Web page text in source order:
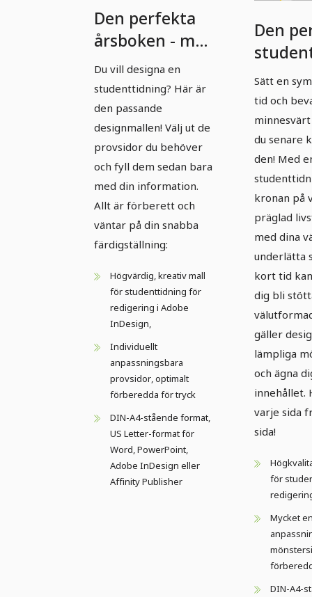
Den perfekta
årsboken - mall
i
porträttformat
Du vill designa en
studenttidning? Här är
den passande
designmallen! Välj ut de
provsidor du behöver
och fyll dem sedan bara
med din information.
Allt är förberett och
väntar på din snabba
färdigställning:
Högvärdig, kreativ mall
för studenttidning för
redigering i Adobe
InDesign,
Individuellt
anpassningsbara
provsidor, optimalt
förberedda för tryck
DIN-A4-stående format,
US Letter-format för
Word, PowerPoint,
Adobe InDesign eller
Affinity Publisher
Den
- mall i
format
Sätt en
tid och
du senare
den! Med
kronan på
präglad
med dina
underlätta
kort tid
dig bli
gäller
lämpliga
och ägna
innehållet.
varje sida
sida!
för
Mycket
DIN-A4-